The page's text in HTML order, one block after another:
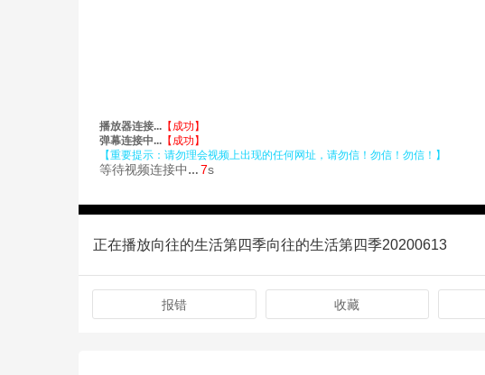
正在播放向往的生活第四季向往的生活第四季20200613
报错 收藏